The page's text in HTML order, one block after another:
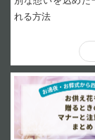
れる方法